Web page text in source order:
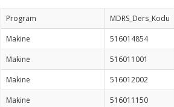
Program MDRS_Ders_Kodu
Makine
516014854
Makine
516011001
Makine
516012002
Makine
516011150